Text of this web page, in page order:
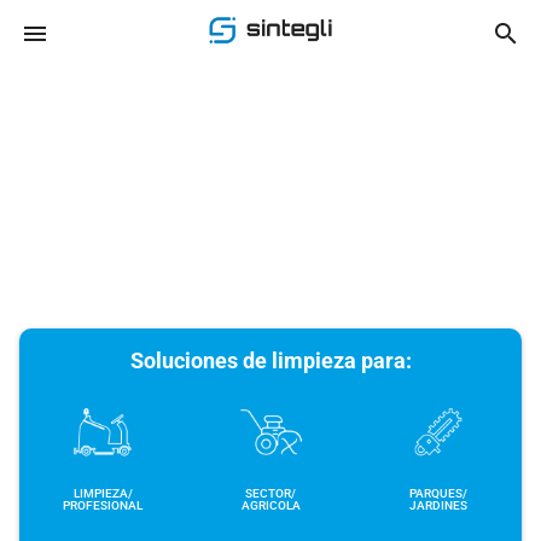
menu search
Soluciones de limpieza para:
LIMPIEZA/
PROFESIONAL
SECTOR/
AGRICOLA
PARQUES/
JARDINES